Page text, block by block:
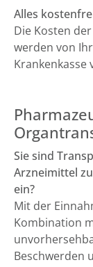
Alles
Die Kosten
werden von
Sie sind
Arzneimittel
ein?
Mit der
Kombination
Beschwerden